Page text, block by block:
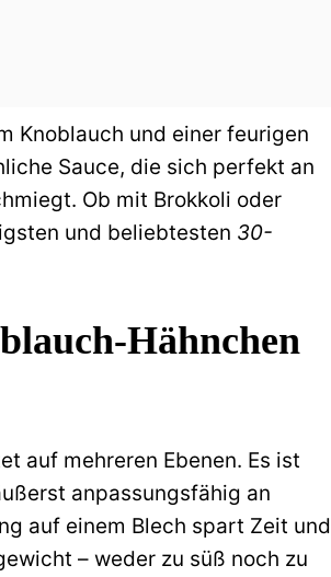
Knoblauch und einer feurigen
Sauce, die sich perfekt an
Ob mit Brokkoli oder
und beliebtesten 30-
Hähnchen
auf mehreren Ebenen. Es ist
anpassungsfähig an
auf einem Blech spart Zeit und
– weder zu süß noch zu